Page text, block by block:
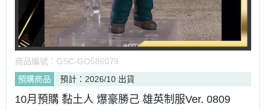
商品編號： GSC-GO586079
預購商品
預計：2026/10 出貨
10月預購 黏土人 爆豪勝己 雄英制服Ver. 0809